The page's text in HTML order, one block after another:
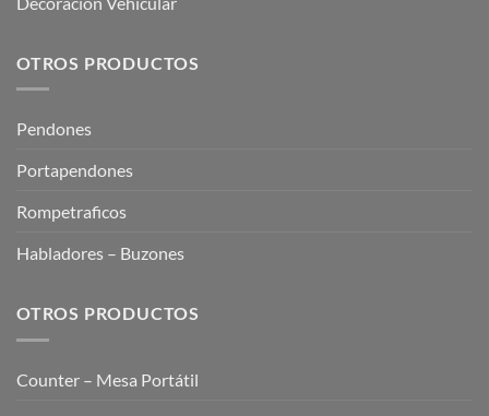
OTROS PRODUCTOS
Pendones
Portapendones
Rompetraficos
Habladores – Buzones
OTROS PRODUCTOS
Counter – Mesa Portátil